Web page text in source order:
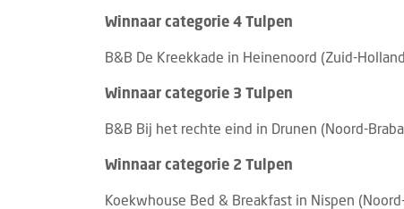
Winnaar categorie 4 Tulpen
B&B De Kreekkade in Heinenoord (Zuid-
Winnaar categorie 3 Tulpen
B&B Bij het rechte eind in Drunen (Noord-
Winnaar categorie 2 Tulpen
Koekwhouse Bed & Breakfast in Nispen